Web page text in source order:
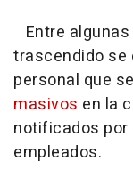
Entre
trascendido se
personal que
masivos en la
notificados
empleados.